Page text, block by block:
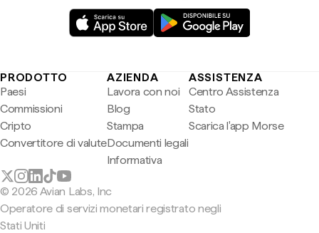
PRODOTTO
Paesi
Commissioni
Cripto
Convertitore di valute
AZIENDA
Lavora con noi
Blog
Stampa
Documenti legali
Informativa
ASSISTENZA
Centro Assistenza
Stato
Scarica l'app Morse
© 2026 Avian Labs, Inc
Operatore di servizi monetari registrato negli
Stati Uniti